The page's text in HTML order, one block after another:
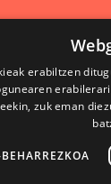
erabiltzen
zuk eman